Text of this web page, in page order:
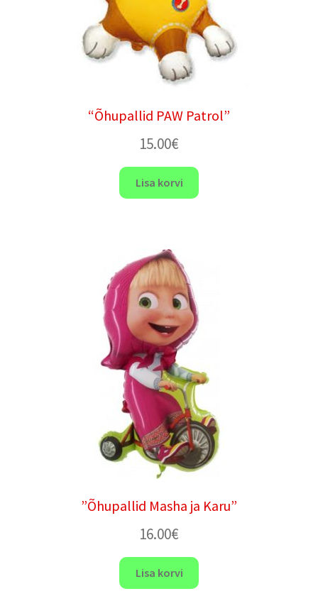
“Õhupallid PAW Patrol”
15.00€
Lisa korvi
”Õhupallid Masha ja Karu”
16.00€
Lisa korvi